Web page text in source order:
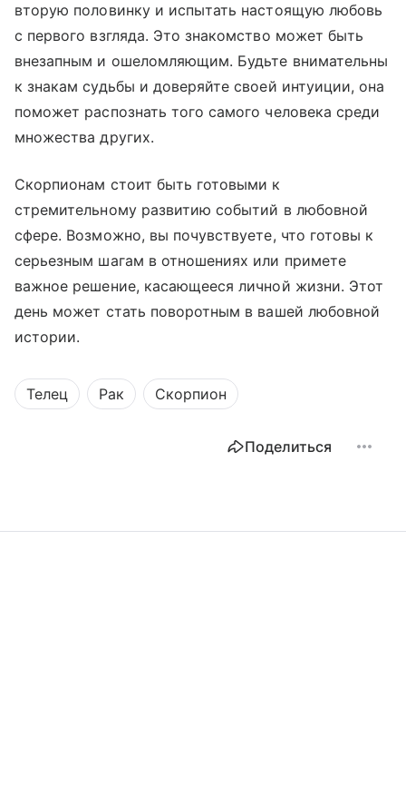
вторую половинку и испытать настоящую любовь
с первого взгляда. Это знакомство может быть
внезапным и ошеломляющим. Будьте внимательны
к знакам судьбы и доверяйте своей интуиции, она
поможет распознать того самого человека среди
множества других.
Скорпионам стоит быть готовыми к
стремительному развитию событий в любовной
сфере. Возможно, вы почувствуете, что готовы к
серьезным шагам в отношениях или примете
важное решение, касающееся личной жизни. Этот
день может стать поворотным в вашей любовной
истории.
Телец Рак Скорпион
Поделиться